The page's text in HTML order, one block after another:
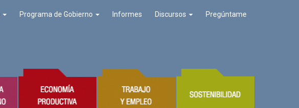
Programa de Gobierno Informes Discursos Pregúntame